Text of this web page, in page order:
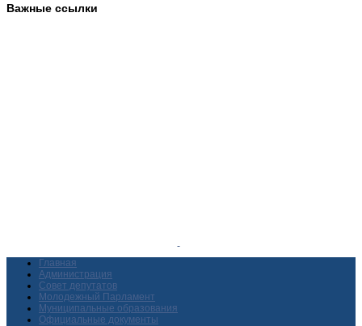
Важные ссылки
Главная
Администрация
Совет депутатов
Молодежный Парламент
Муниципальные образования
Официальные документы